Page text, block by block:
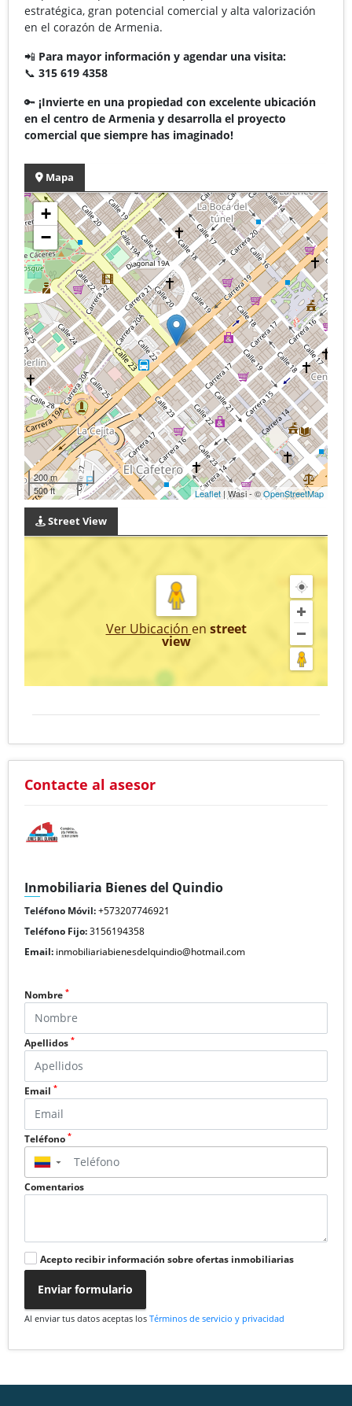
estratégica, gran potencial comercial y alta valorización
en el corazón de Armenia.
📲 Para mayor información y agendar una visita:
📞 315 619 4358
🔑 ¡Invierte en una propiedad con excelente ubicación
en el centro de Armenia y desarrolla el proyecto
comercial que siempre has imaginado!
Mapa
+
−
200 m
500 ft
Leaflet | Wasi - ©OpenStreetMap
Street View
Ver Ubicación en street
view
Contacte al asesor
Inmobiliaria Bienes del Quindio
Teléfono Móvil:+573207746921
Teléfono Fijo:3156194358
Email: inmobiliariabienesdelquindio@hotmail.com
Nombre *
Apellidos *
Email *
Teléfono *
▼
Comentarios
Acepto recibir información sobre ofertas inmobiliarias
Enviar formulario
Al enviar tus datos aceptas los Términos de servicio y privacidad